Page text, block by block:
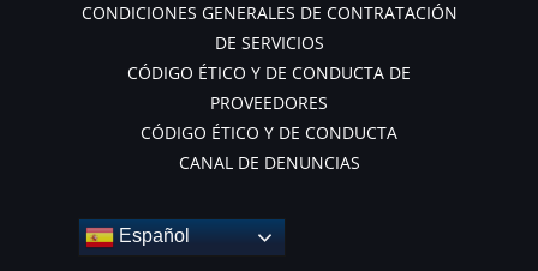
CONDICIONES GENERALES DE CONTRATACIÓN
DE SERVICIOS
CÓDIGO ÉTICO Y DE CONDUCTA DE
PROVEEDORES
CÓDIGO ÉTICO Y DE CONDUCTA
CANAL DE DENUNCIAS
Español